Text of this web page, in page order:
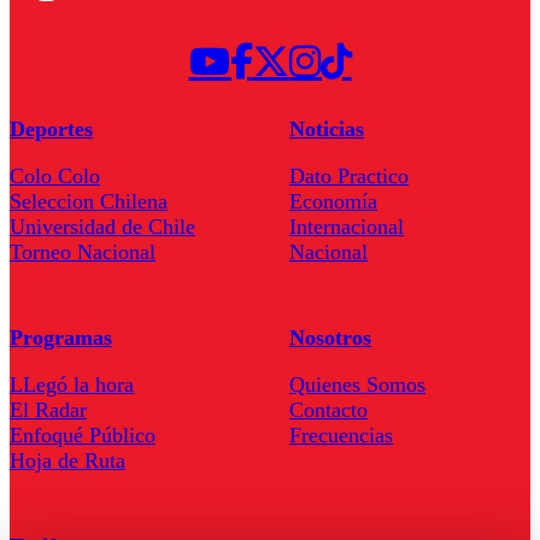
Deportes
Colo Colo
Seleccion Chilena
Universidad de Chile
Torneo Nacional
Noticias
Dato Practico
Economía
Internacional
Nacional
Programas
LLegó la hora
El Radar
Enfoqué Público
Hoja de Ruta
Nosotros
Quienes Somos
Contacto
Frecuencias